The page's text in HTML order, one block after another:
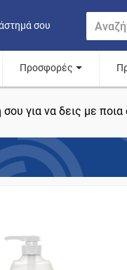
σου
Προσφορές
για να δεις με